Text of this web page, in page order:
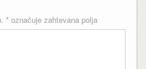
*označuje zahtevana polja